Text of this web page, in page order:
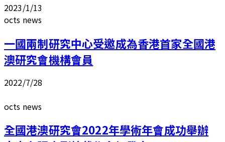
2023/1/13
octs news
一國兩制研究中心受邀成為香港首家全國港
澳研究會機構會員
2022/7/28
octs news
全國港澳研究會2022年學術年會成功舉辦